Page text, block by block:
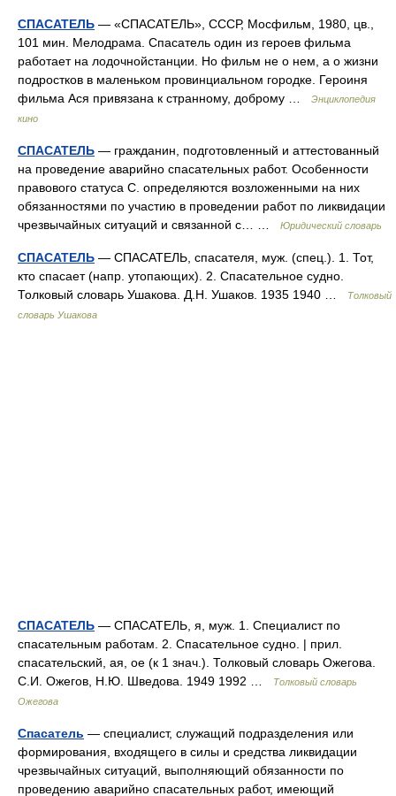
СПАСАТЕЛЬ — «СПАСАТЕЛЬ», СССР, Мосфильм, 1980, цв.,
101 мин. Мелодрама. Спасатель один из героев фильма
работает на лодочнойстанции. Но фильм не о нем, а о жизни
подростков в маленьком провинциальном городке. Героиня
фильма Ася привязана к странному, доброму …
Энциклопедия
кино
СПАСАТЕЛЬ — гражданин, подготовленный и аттестованный
на проведение аварийно спасательных работ. Особенности
правового статуса С. определяются возложенными на них
обязанностями по участию в проведении работ по ликвидации
чрезвычайных ситуаций и связанной с… …
Юридический словарь
СПАСАТЕЛЬ — СПАСАТЕЛЬ, спасателя, муж. (спец.). 1. Тот,
кто спасает (напр. утопающих). 2. Спасательное судно.
Толковый словарь Ушакова. Д.Н. Ушаков. 1935 1940 …
Толковый
словарь Ушакова
СПАСАТЕЛЬ — СПАСАТЕЛЬ, я, муж. 1. Специалист по
спасательным работам. 2. Спасательное судно. | прил.
спасательский, ая, ое (к 1 знач.). Толковый словарь Ожегова.
С.И. Ожегов, Н.Ю. Шведова. 1949 1992 …
Толковый словарь
Ожегова
Спасатель — специалист, служащий подразделения или
формирования, входящего в силы и средства ликвидации
чрезвычайных ситуаций, выполняющий обязанности по
проведению аварийно спасательных работ, имеющий